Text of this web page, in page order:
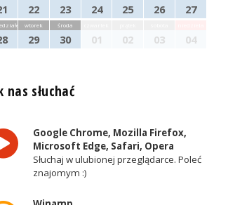
22 23 24 25 26 27
wtorek
29
środa
30 01 02 03 04
nas słuchać
Google Chrome, Mozilla Firefox,
Microsoft Edge, Safari, Opera
Słuchaj w ulubionej przeglądarce. Poleć
znajomym :)